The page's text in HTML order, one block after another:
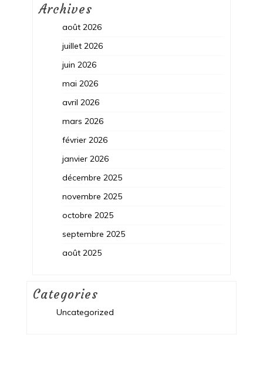
Archives
août 2026
juillet 2026
juin 2026
mai 2026
avril 2026
mars 2026
février 2026
janvier 2026
décembre 2025
novembre 2025
octobre 2025
septembre 2025
août 2025
Categories
Uncategorized